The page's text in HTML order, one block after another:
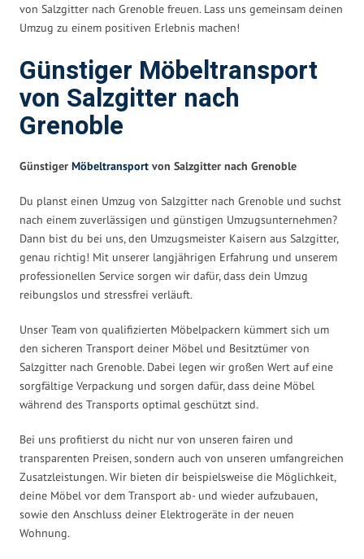
von Salzgitter nach Grenoble freuen. Lass uns gemeinsam deinen
Umzug zu einem positiven Erlebnis machen!
Günstiger Möbeltransport
von Salzgitter nach
Grenoble
Günstiger Möbeltransport von Salzgitter nach Grenoble
Du planst einen Umzug von Salzgitter nach Grenoble und suchst
nach einem zuverlässigen und günstigen Umzugsunternehmen?
Dann bist du bei uns, den Umzugsmeister Kaisern aus Salzgitter,
genau richtig! Mit unserer langjährigen Erfahrung und unserem
professionellen Service sorgen wir dafür, dass dein Umzug
reibungslos und stressfrei verläuft.
Unser Team von qualifizierten Möbelpackern kümmert sich um
den sicheren Transport deiner Möbel und Besitztümer von
Salzgitter nach Grenoble. Dabei legen wir großen Wert auf eine
sorgfältige Verpackung und sorgen dafür, dass deine Möbel
während des Transports optimal geschützt sind.
Bei uns profitierst du nicht nur von unseren fairen und
transparenten Preisen, sondern auch von unseren umfangreichen
Zusatzleistungen. Wir bieten dir beispielsweise die Möglichkeit,
deine Möbel vor dem Transport ab- und wieder aufzubauen,
sowie den Anschluss deiner Elektrogeräte in der neuen
Wohnung.